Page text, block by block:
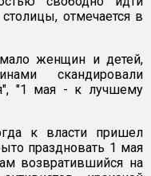
отмечается в
женщин и детей,
скандировали
"1 мая - к лучшему
к власти пришел
праздновать 1 мая
возвратившийся на